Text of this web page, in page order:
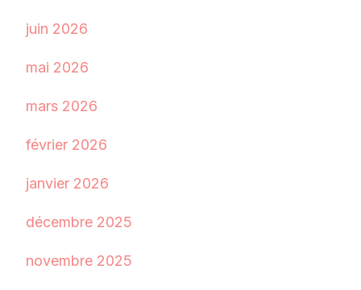
juin 2026
mai 2026
mars 2026
février 2026
janvier 2026
décembre 2025
novembre 2025